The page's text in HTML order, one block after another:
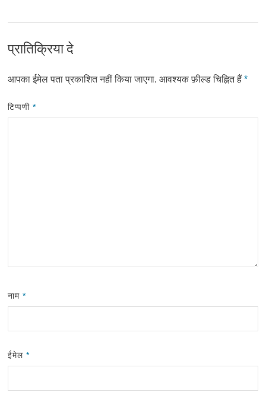
प्रातिक्रिया दे
आपका ईमेल पता प्रकाशित नहीं किया जाएगा. आवश्यक फ़ील्ड चिह्नित हैं *
टिप्पणी*
नाम*
ईमेल*